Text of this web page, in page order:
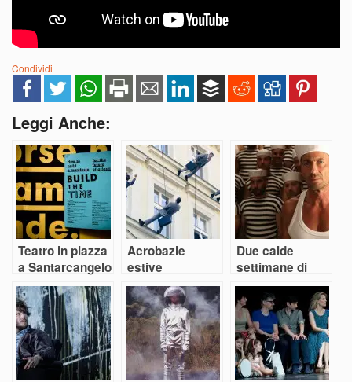
Condividi
Leggi Anche:
Teatro in piazza
a Santarcangelo
Acrobazie
estive
Due calde
settimane di
teatro